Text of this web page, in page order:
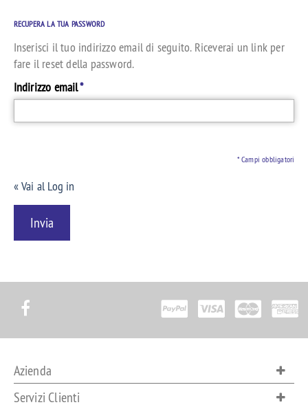
RECUPERA LA TUA PASSWORD
Inserisci il tuo indirizzo email di seguito. Riceverai un link per
fare il reset della password.
*
Indirizzo email
* Campi obbligatori
«Vai al Log in
Invia
Azienda
Servizi Clienti